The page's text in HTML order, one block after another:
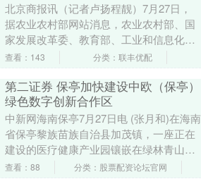
北京商报讯（记者卢扬程靓）7月27日，
据农业农村部网站消息，农业农村部、国
家发展改革委、教育部、工业和信息化
部、商务部、文化和旅游部、国家卫生健
查看：143 分类：联丰优配
第二证券 保亭加快建设中欧（保亭）
绿色数字创新合作区
中新网海南保亭7月27日电 (张月和)在海南
省保亭黎族苗族自治县加茂镇，一座正在
建设的医疗健康产业园镶嵌在绿林青山
中。园区内塔吊和工程车辆有序作业，一
查看：88 分类：股票配资论坛官网